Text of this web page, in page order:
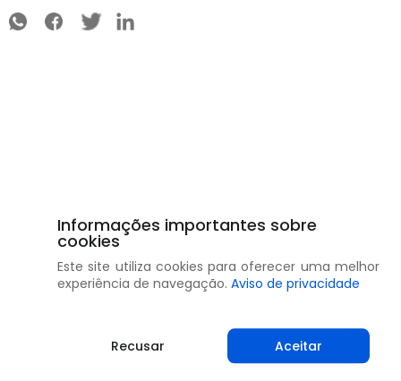
Informações importantes sobre
cookies
Este site utiliza cookies para oferecer uma melhor
experiência de navegação. Aviso de privacidade
Recusar Aceitar